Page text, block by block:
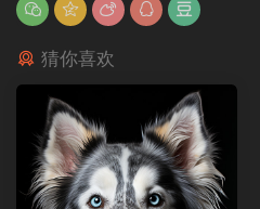
猜你喜欢